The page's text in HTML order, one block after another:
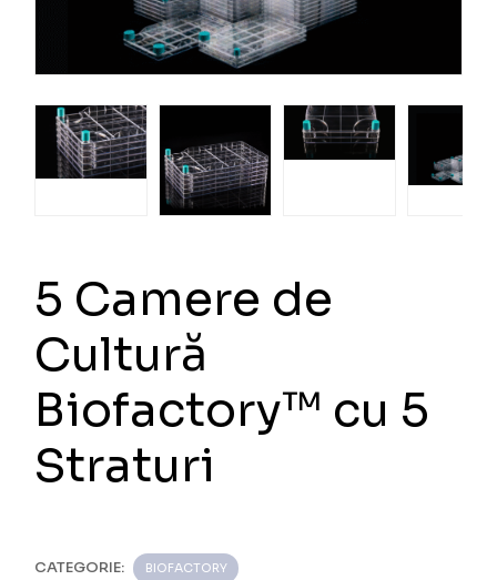
5 Camere de
Cultură
Biofactory™ cu 5
Straturi
CATEGORIE: BIOFACTORY